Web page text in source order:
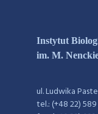
Instytut
im. M.
ul. Ludwika
tel.: (+48 22)